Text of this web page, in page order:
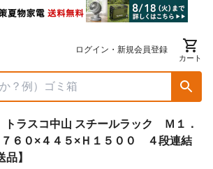
ログイン・新規会員登録
カート
トラスコ中山 スチールラック Ｍ１．
６０×４４５×Ｈ１５００ ４段連結
】